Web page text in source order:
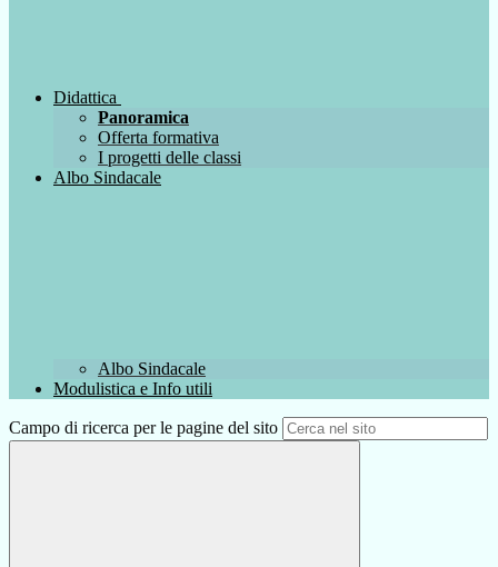
Didattica
Panoramica
Offerta formativa
I progetti delle classi
Albo Sindacale
Albo Sindacale
Modulistica e Info utili
Campo di ricerca per le pagine del sito